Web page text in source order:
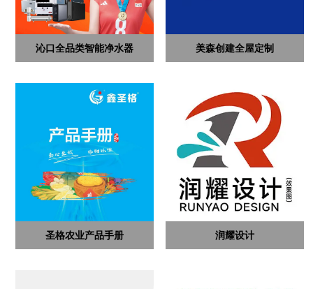
沁口全品类智能净水器 美森创建全屋定制
圣格农业产品手册 润耀设计